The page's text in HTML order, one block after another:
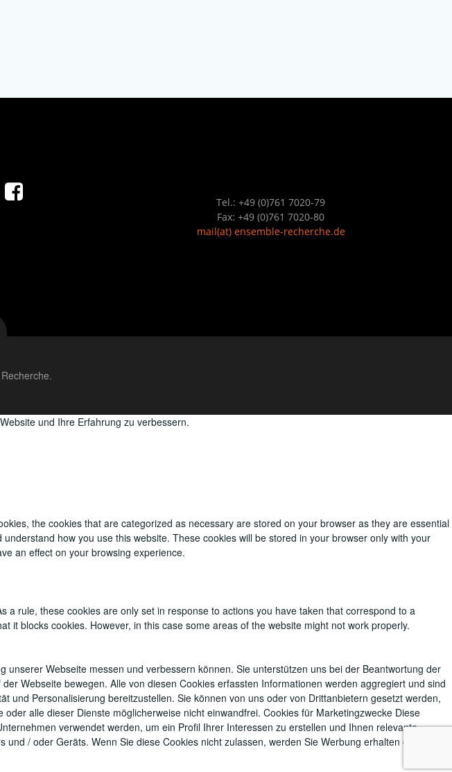
Tel.: +49 (0)761 7020-79
Fax: +49 (0)761 7020-80
mail(at) ensemble-recherche.de
und Ihre Erfahrung zu verbessern.
the cookies that are categorized as necessary are stored on your browser as they are essential
how you use this website. These cookies will be stored in your browser only with your
an effect on your browsing experience.
rule, these cookies are only set in response to actions you have taken that correspond to a
it blocks cookies. However, in this case some areas of the website might not work properly.
Webseite messen und verbessern können. Sie unterstützen uns bei der Beantwortung der
Webseite bewegen. Alle von diesen Cookies erfassten Informationen werden aggregiert und sind
Personalisierung bereitzustellen. Sie können von uns oder von Drittanbietern gesetzt werden,
alle dieser Dienste möglicherweise nicht einwandfrei. Cookies für Marketingzwecke Diese
verwendet werden, um ein Profil Ihrer Interessen zu erstellen und Ihnen relevante
/ oder Geräts. Wenn Sie diese Cookies nicht zulassen, werden Sie Werbung erhalten die